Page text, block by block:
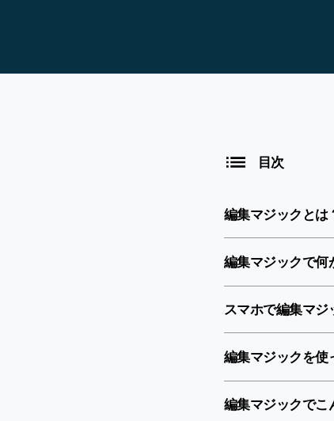
目次
編集マジックとは
編集マジックで何
スマホで編集マジ
編集マジックを使
編集マジックでこ